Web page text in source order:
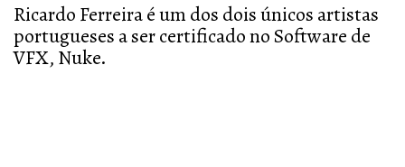
Ricardo Ferreira é um dos dois únicos artistas
portugueses a ser certificado no Software de
VFX, Nuke.